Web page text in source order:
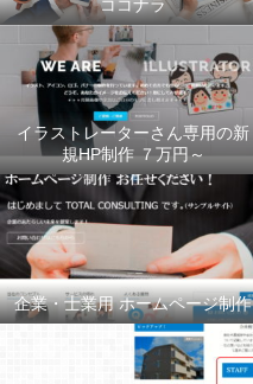
ココナラ
イラストレーターさん専用の新
規HP制作 ７万円～
企業・士業用 ホームページ制作